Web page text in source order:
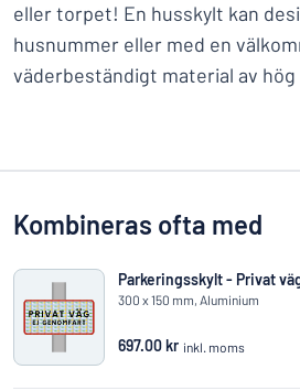
eller torpet! En husskylt kan
husnummer eller med en
väderbeständigt material av
Kombineras ofta med
Parkeringsskylt - Privat
300 x 150 mm, Aluminium
697.00 kr inkl. moms